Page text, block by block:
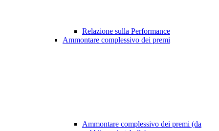
Relazione sulla Performance
Ammontare complessivo dei premi
Ammontare complessivo dei premi (da